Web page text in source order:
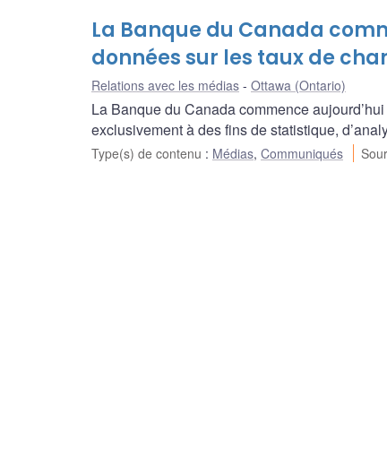
La Banque du Canada
données sur les taux de
Relations avec les médias Ottawa (Ontario)
La Banque du Canada commence
exclusivement à des fins de statistique,
Type(s) de contenu : Médias, Communiqués